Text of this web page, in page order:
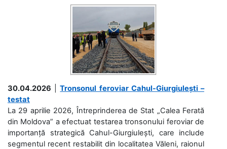
30.04.2026 |Tronsonul feroviar Cahul-Giurgiulești –
testat
La 29 aprilie 2026, Întreprinderea de Stat „Calea Ferată
din Moldova” a efectuat testarea tronsonului feroviar de
importanță strategică Cahul-Giurgiulești, care include
segmentul recent restabilit din localitatea Văleni, raionul